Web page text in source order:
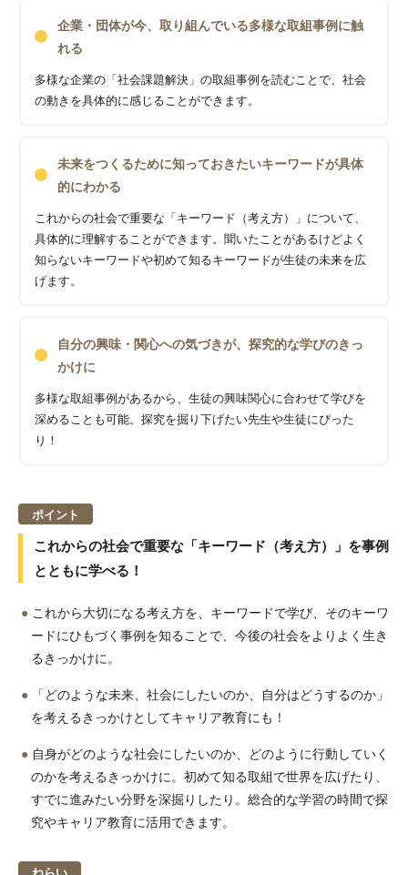
企業・団体が今、取り組んでいる多様な取組事例に触
れる
多様な企業の「社会課題解決」の取組事例を読むことで、社会
の動きを具体的に感じることができます。
未来をつくるために知っておきたいキーワードが具体
的にわかる
これからの社会で重要な「キーワード（考え方）」について、
具体的に理解することができます。聞いたことがあるけどよく
知らないキーワードや初めて知るキーワードが生徒の未来を広
げます。
自分の興味・関心への気づきが、探究的な学びのきっ
かけに
多様な取組事例があるから、生徒の興味関心に合わせて学びを
深めることも可能。探究を掘り下げたい先生や生徒にぴった
り！
ポイント
これからの社会で重要な「キーワード（考え方）」を事例
とともに学べる！
これから大切になる考え方を、キーワードで学び、そのキーワ
ードにひもづく事例を知ることで、今後の社会をよりよく生き
るきっかけに。
「どのような未来、社会にしたいのか、自分はどうするのか」
を考えるきっかけとしてキャリア教育にも！
自身がどのような社会にしたいのか、どのように行動していく
のかを考えるきっかけに。初めて知る取組で世界を広げたり、
すでに進みたい分野を深掘りしたり。総合的な学習の時間で探
究やキャリア教育に活用できます。
ねらい